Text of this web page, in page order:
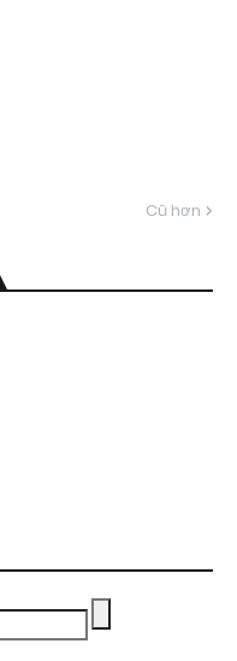
Cũ hơn